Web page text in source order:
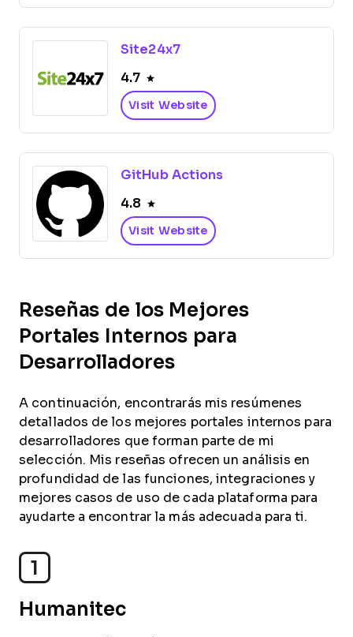
Site24x7
4.7
Visit Website
GitHub Actions
4.8
Visit Website
Reseñas de los Mejores
Portales Internos para
Desarrolladores
A continuación, encontrarás mis resúmenes
detallados de los mejores portales internos para
desarrolladores que forman parte de mi
selección. Mis reseñas ofrecen un análisis en
profundidad de las funciones, integraciones y
mejores casos de uso de cada plataforma para
ayudarte a encontrar la más adecuada para ti.
1
Humanitec